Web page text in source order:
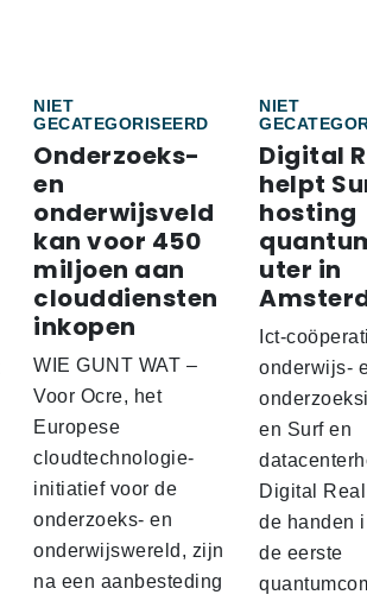
NIET
GECATEGORISEERD
Onderzoeks-
en
onderwijsveld
kan voor 450
miljoen aan
clouddiensten
inkopen
WIE GUNT WAT –
Voor Ocre, het
Europese
cloudtechnologie-
initiatief voor de
onderzoeks- en
onderwijswereld, zijn
na een aanbesteding
NIET
Digital
helpt
hosting
uter in
Ict-
onderwijs-
en Surf en
Digital
de handen
de eerste